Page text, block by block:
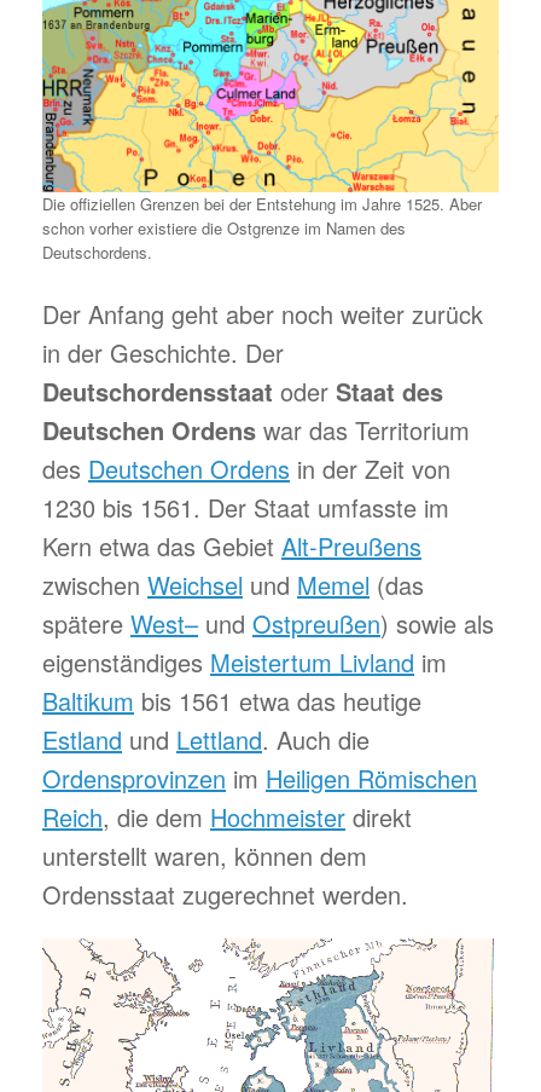
Die offiziellen Grenzen bei der Entstehung im Jahre 1525. Aber
schon vorher existiere die Ostgrenze im Namen des
Deutschordens.
Der Anfang geht aber noch weiter zurück
in der Geschichte. Der
Deutschordensstaat oder Staat des
Deutschen Ordens war das Territorium
des Deutschen Ordens in der Zeit von
1230 bis 1561. Der Staat umfasste im
Kern etwa das Gebiet Alt-Preußens
zwischen Weichsel und Memel (das
spätere West– und Ostpreußen) sowie als
eigenständiges Meistertum Livland im
Baltikum bis 1561 etwa das heutige
Estland und Lettland. Auch die
Ordensprovinzen im Heiligen Römischen
Reich, die dem Hochmeister direkt
unterstellt waren, können dem
Ordensstaat zugerechnet werden.